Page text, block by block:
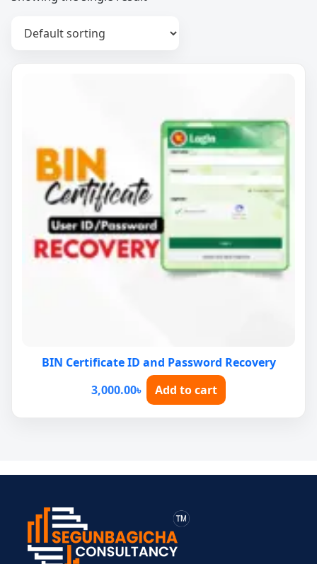
BIN Certificate ID and Password Recovery
3,000.00৳ Add to cart
> ব্যক্তিগত আয়কর
> BIN সার্টিফিকেট